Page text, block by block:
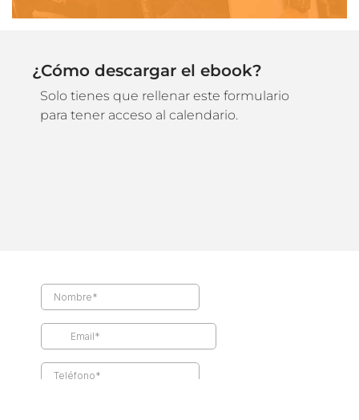
¿Cómo descargar el ebook?
Solo tienes que rellenar este formulario
para tener acceso al calendario.